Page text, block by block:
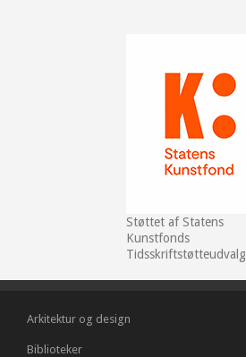
Støttet af Statens
Kunstfonds
Tidsskriftstøtteudvalg
Arkitektur og design
Biblioteker